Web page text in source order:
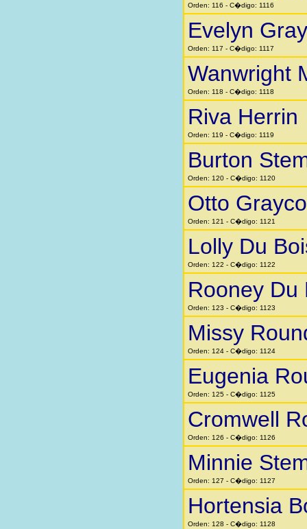
Orden: 116 - C�digo: 1116
Evelyn
Orden: 117 - C�digo: 1117
Wanwright
Orden: 118 - C�digo: 1118
Riva Herrin
Orden: 119 - C�digo: 1119
Burton
Orden: 120 - C�digo: 1120
Otto
Orden: 121 - C�digo: 1121
Lolly Du
Orden: 122 - C�digo: 1122
Rooney Du
Orden: 123 - C�digo: 1123
Missy
Orden: 124 - C�digo: 1124
Eugenia
Orden: 125 - C�digo: 1125
Cromwell
Orden: 126 - C�digo: 1126
Minnie
Orden: 127 - C�digo: 1127
Hortensia
Orden: 128 - C�digo: 1128